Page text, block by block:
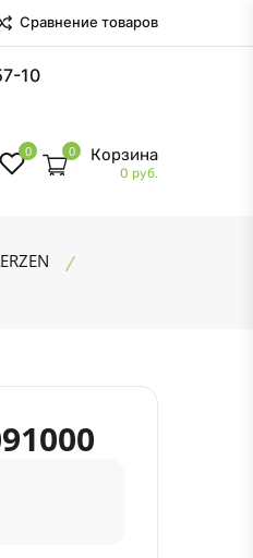
Сравнение товаров
10
0 0 Корзина
0 руб.